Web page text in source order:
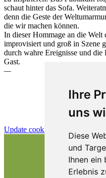
Ihre
uns
Diese
und
Ihnen ein
Erlebnis
schaut hinter das Sofa.
denn die Geste der
die wir machen können.
In dieser Hommage an die
improvisiert und groß in Szene
durch wahre Ereignisse und die
Gast.
—
Update cookies preferences